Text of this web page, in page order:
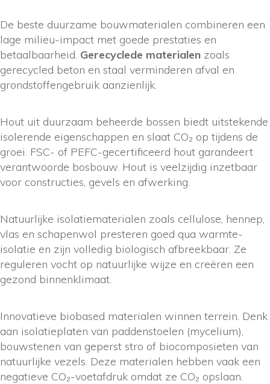
De beste duurzame bouwmaterialen combineren een
lage milieu-impact met goede prestaties en
betaalbaarheid. Gerecyclede materialen zoals
gerecycled beton en staal verminderen afval en
grondstoffengebruik aanzienlijk.
Hout uit duurzaam beheerde bossen biedt uitstekende
isolerende eigenschappen en slaat CO₂ op tijdens de
groei. FSC- of PEFC-gecertificeerd hout garandeert
verantwoorde bosbouw. Hout is veelzijdig inzetbaar
voor constructies, gevels en afwerking.
Natuurlijke isolatiematerialen zoals cellulose, hennep,
vlas en schapenwol presteren goed qua warmte-
isolatie en zijn volledig biologisch afbreekbaar. Ze
reguleren vocht op natuurlijke wijze en creëren een
gezond binnenklimaat.
Innovatieve biobased materialen winnen terrein. Denk
aan isolatieplaten van paddenstoelen (mycelium),
bouwstenen van geperst stro of biocomposieten van
natuurlijke vezels. Deze materialen hebben vaak een
negatieve CO₂-voetafdruk omdat ze CO₂ opslaan.